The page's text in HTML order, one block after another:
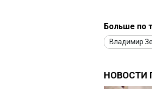
Больше по
Владимир